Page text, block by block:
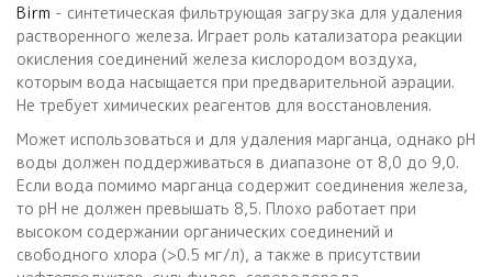
Birm - синтетическая фильтрующая загрузка для удаления
растворенного железа. Играет роль катализатора реакции
окисления соединений железа кислородом воздуха,
которым вода насыщается при предварительной аэрации.
Не требует химических реагентов для восстановления.
Может использоваться и для удаления марганца, однако рН
воды должен поддерживаться в диапазоне от 8,0 до 9,0.
Если вода помимо марганца содержит соединения железа,
то рН не должен превышать 8,5. Плохо работает при
высоком содержании органических соединений и
свободного хлора (>0.5 мг/л), а также в присутствии